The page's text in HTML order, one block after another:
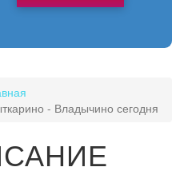
- Владычино сегодня